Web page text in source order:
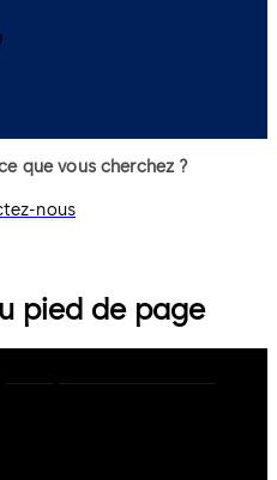
que vous cherchez ?
nous
pied de page